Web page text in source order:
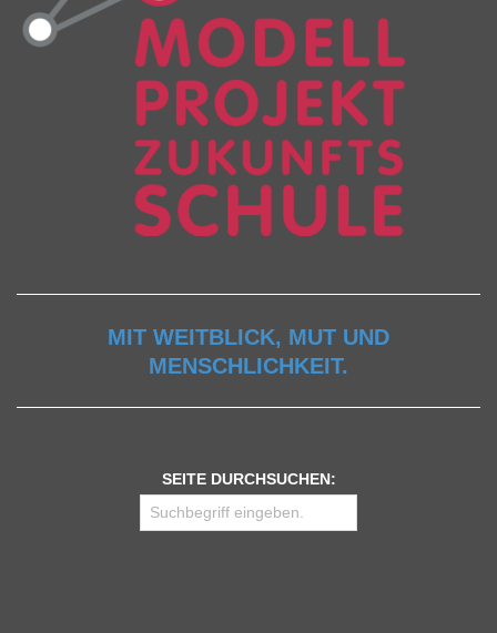
MIT WEITBLICK, MUT UND
MENSCHLICHKEIT.
SEITE DURCHSUCHEN: